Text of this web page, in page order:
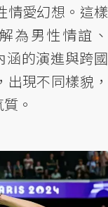
情愛幻想。這樣
為男性情誼、
涵的演進與跨國
現不同樣貌，
。